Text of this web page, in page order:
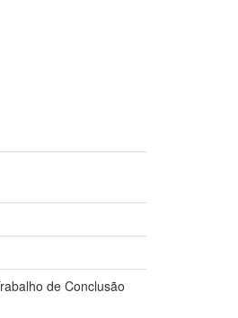
de Conclusão